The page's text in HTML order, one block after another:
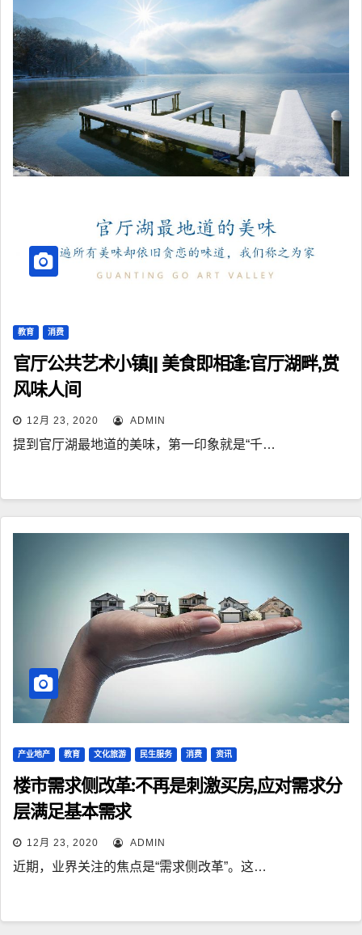
教育 消费
官厅公共艺术小镇|| 美食即相逢:官厅湖畔,赏
风味人间
12月 23, 2020 ADMIN
提到官厅湖最地道的美味，第一印象就是“千…
产业地产 教育 文化旅游 民生服务 消费 资讯
楼市需求侧改革:不再是刺激买房,应对需求分
层满足基本需求
12月 23, 2020 ADMIN
近期，业界关注的焦点是“需求侧改革”。这…